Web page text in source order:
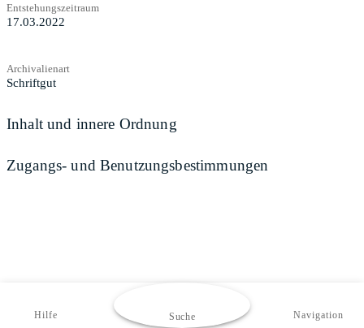
Entstehungszeitraum
17.03.2022
Archivalienart
Schriftgut
Inhalt und innere Ordnung
Zugangs- und Benutzungsbestimmungen
Hilfe Suche Navigation